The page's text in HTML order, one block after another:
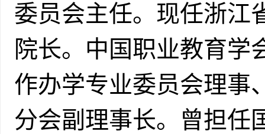
委员会主任。现任浙江
院长。中国职业教育学
作办学专业委员会理事
分会副理事长。曾担任